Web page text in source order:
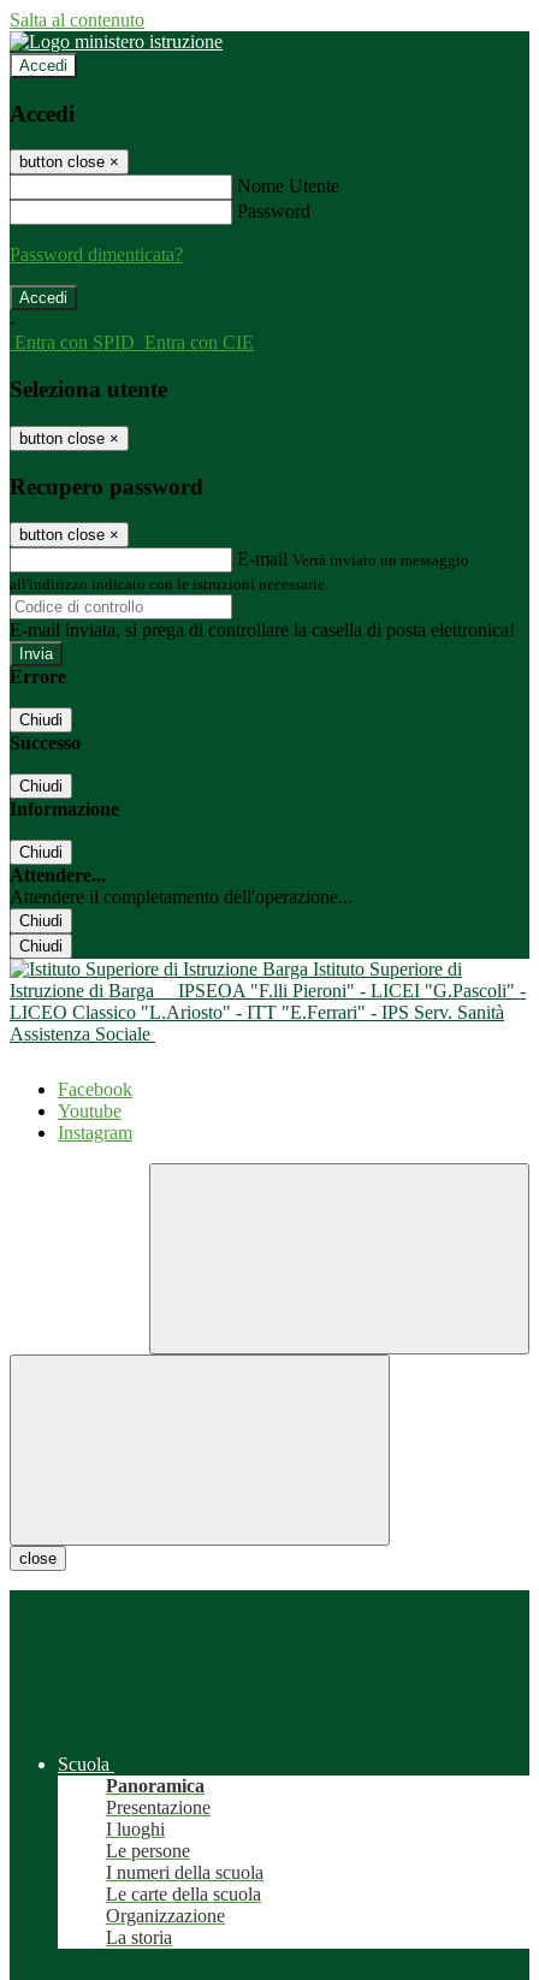
Salta al contenuto
Accedi
Accedi
button close ×
Nome Utente
Password
Password dimenticata?
-
Entra con SPID Entra con CIE
Seleziona utente
button close ×
Recupero password
button close ×
E-mail Verrà inviato un messaggio
all'indirizzo indicato con le istruzioni necessarie.
E-mail inviata, si prega di controllare la casella di posta elettronica!
Errore
Chiudi
Successo
Chiudi
Informazione
Chiudi
Attendere...
Attendere il completamento dell'operazione...
Chiudi
Chiudi
Istituto Superiore di
Istruzione di Barga
IPSEOA "F.lli Pieroni" - LICEI "G.Pascoli" -
LICEO Classico "L.Ariosto" - ITT "E.Ferrari" - IPS Serv. Sanità
Assistenza Sociale
Facebook
Youtube
Instagram
close
Scuola
Panoramica
Presentazione
I luoghi
Le persone
I numeri della scuola
Le carte della scuola
Organizzazione
La storia